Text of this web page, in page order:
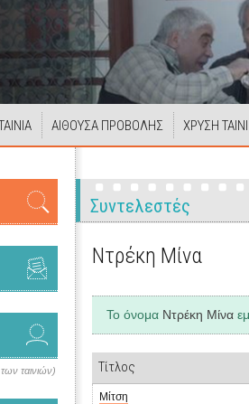
ΑΙΘΟΥΣΑ ΠΡΟΒΟΛΗΣ ΧΡΥΣΗ
ταινιών)
Συντελεστές
Ντρέκη Μίνα
Το όνομα Ντρέκη Μίνα
Τίτλος
Μίτση